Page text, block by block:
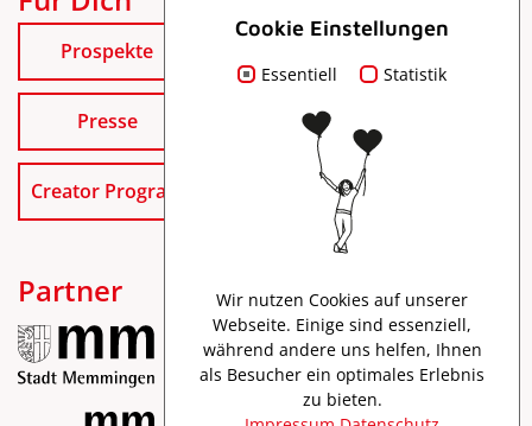
Prospekte
Presse
Creator Program
Partner
Cookie Einstellungen
Essentiell Statistik
Wir nutzen Cookies auf unserer
Webseite. Einige sind essenziell,
während andere uns helfen, Ihnen
als Besucher ein optimales Erlebnis
zu bieten.